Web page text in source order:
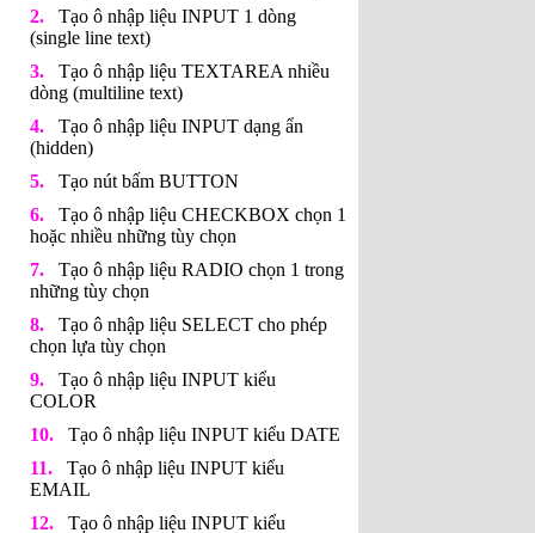
Tạo ô nhập liệu INPUT 1 dòng
(single line text)
Tạo ô nhập liệu TEXTAREA nhiều
dòng (multiline text)
Tạo ô nhập liệu INPUT dạng ẩn
(hidden)
Tạo nút bấm BUTTON
Tạo ô nhập liệu CHECKBOX chọn 1
hoặc nhiều những tùy chọn
Tạo ô nhập liệu RADIO chọn 1 trong
những tùy chọn
Tạo ô nhập liệu SELECT cho phép
chọn lựa tùy chọn
Tạo ô nhập liệu INPUT kiểu
COLOR
Tạo ô nhập liệu INPUT kiểu DATE
Tạo ô nhập liệu INPUT kiểu
EMAIL
Tạo ô nhập liệu INPUT kiểu